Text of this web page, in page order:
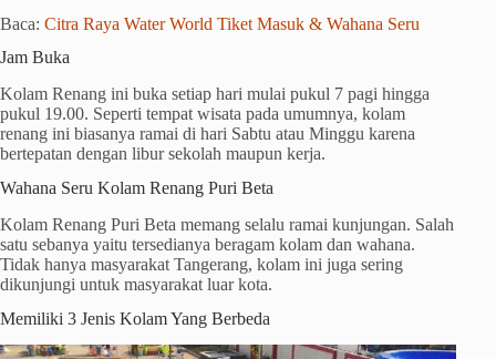
Baca: Citra Raya Water World Tiket Masuk & Wahana Seru
Jam Buka
Kolam Renang ini buka setiap hari mulai pukul 7 pagi hingga
pukul 19.00. Seperti tempat wisata pada umumnya, kolam
renang ini biasanya ramai di hari Sabtu atau Minggu karena
bertepatan dengan libur sekolah maupun kerja.
Wahana Seru Kolam Renang Puri Beta
Kolam Renang Puri Beta memang selalu ramai kunjungan. Salah
satu sebanya yaitu tersedianya beragam kolam dan wahana.
Tidak hanya masyarakat Tangerang, kolam ini juga sering
dikunjungi untuk masyarakat luar kota.
Memiliki 3 Jenis Kolam Yang Berbeda